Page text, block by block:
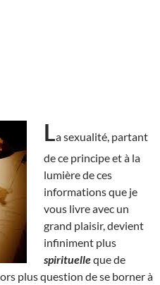
La sexualité, partant
de ce principe et à la
lumière de ces
informations que je
vous livre avec un
grand plaisir, devient
infiniment plus
spirituelleque de
plus question de se borner à